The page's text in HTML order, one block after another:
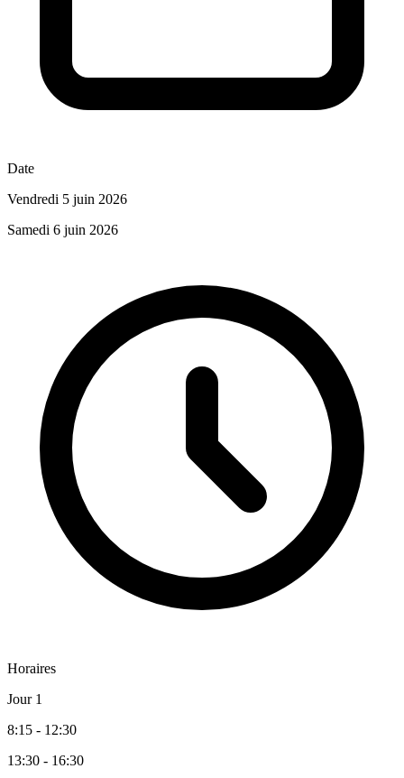
Date
Vendredi 5 juin 2026
Samedi 6 juin 2026
Horaires
Jour 1
8:15 - 12:30
13:30 - 16:30